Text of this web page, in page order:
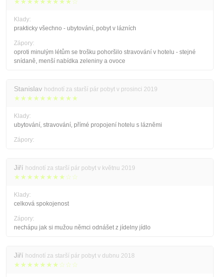
Klady:
prakticky všechno - ubytování, pobyt v lázních
Zápory:
oproti minulým létům se trošku pohoršilo stravování v hotelu - stejné
snídaně, menší nabídka zeleniny a ovoce
Stanislav hodnotí za starší pár pobyt v prosinci 2019
★★★★★★★★★★
Klady:
ubytování, stravování, přímé propojení hotelu s lázněmi
Zápory:
Jiří hodnotí za starší pár pobyt v květnu 2019
★★★★★★★★☆☆
Klady:
celková spokojenost
Zápory:
nechápu jak si mužou němci odnášet z jídelny jídlo
Jiří hodnotí za starší pár pobyt v dubnu 2018
★★★★★★★☆☆☆